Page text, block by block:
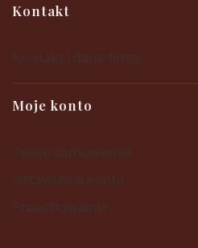
Kontakt
Moje konto